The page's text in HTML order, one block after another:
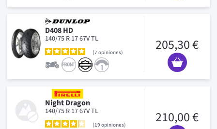
D408 HD
140/75 R 17 67V TL
7 opiniones 205,30 €
Night Dragon
140/75 R 17 67V TL
19 opiniones 210,00 €